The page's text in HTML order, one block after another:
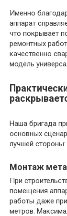
Именно
аппарат
что покрывает
ремонтных
качественно
модель
Наша бригада
основных
лучшей стороны:
Монтаж
При
помещения
работы даже
метров.